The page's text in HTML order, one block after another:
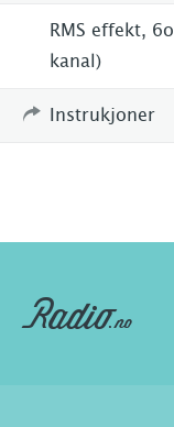
RMS effekt,
kanal)
Instrukjoner